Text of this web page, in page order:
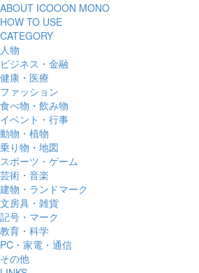
ABOUT ICOOON MONO
HOW TO USE
CATEGORY
人物
ビジネス・金融
健康・医療
ファッション
食べ物・飲み物
イベント・行事
動物・植物
乗り物・地図
スポーツ・ゲーム
芸術・音楽
建物・ランドマーク
文房具・雑貨
記号・マーク
教育・科学
PC・家電・通信
その他